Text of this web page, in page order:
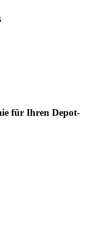
für Ihren Depot-